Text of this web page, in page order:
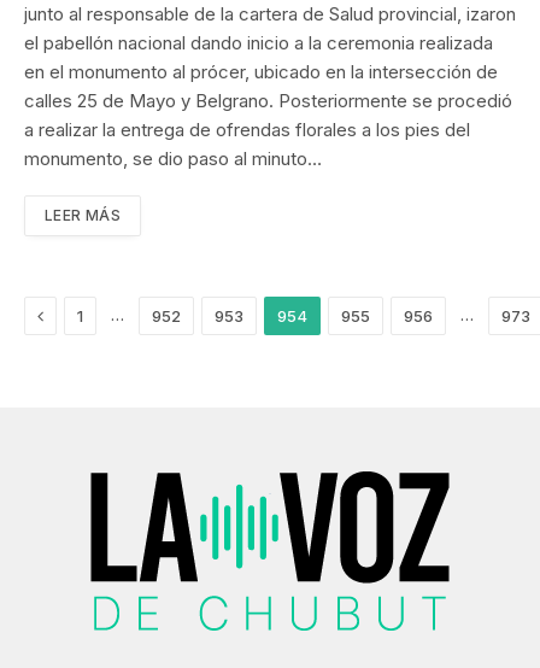
junto al responsable de la cartera de Salud provincial, izaron
el pabellón nacional dando inicio a la ceremonia realizada
en el monumento al prócer, ubicado en la intersección de
calles 25 de Mayo y Belgrano. Posteriormente se procedió
a realizar la entrega de ofrendas florales a los pies del
monumento, se dio paso al minuto…
LEER MÁS
Anterior
1 … 952 953 954 955 956 … 973